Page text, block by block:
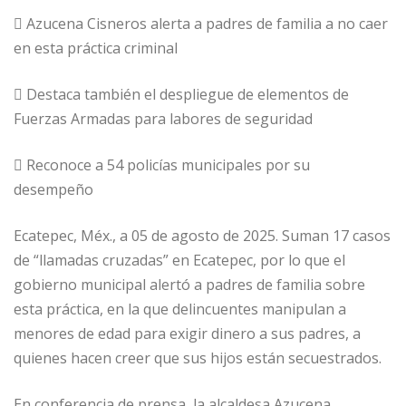
 Azucena Cisneros alerta a padres de familia a no caer
en esta práctica criminal
 Destaca también el despliegue de elementos de
Fuerzas Armadas para labores de seguridad
 Reconoce a 54 policías municipales por su
desempeño
Ecatepec, Méx., a 05 de agosto de 2025. Suman 17 casos
de “llamadas cruzadas” en Ecatepec, por lo que el
gobierno municipal alertó a padres de familia sobre
esta práctica, en la que delincuentes manipulan a
menores de edad para exigir dinero a sus padres, a
quienes hacen creer que sus hijos están secuestrados.